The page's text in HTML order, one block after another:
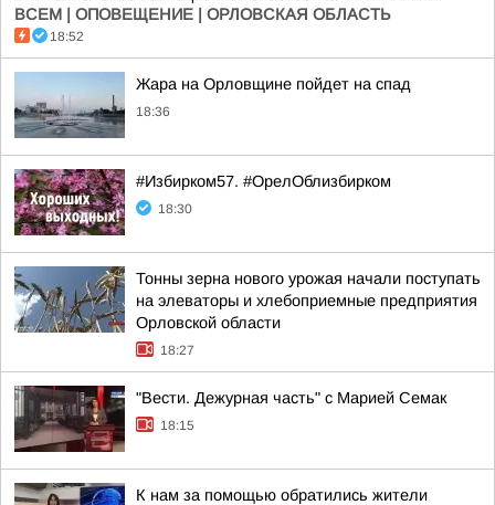
ВСЕМ | ОПОВЕЩЕНИЕ | ОРЛОВСКАЯ ОБЛАСТЬ
18:52
Жара на Орловщине пойдет на спад
18:36
#Избирком57. #ОрелОблизбирком
18:30
Тонны зерна нового урожая начали поступать
на элеваторы и хлебоприемные предприятия
Орловской области
18:27
"Вести. Дежурная часть" с Марией Семак
18:15
К нам за помощью обратились жители